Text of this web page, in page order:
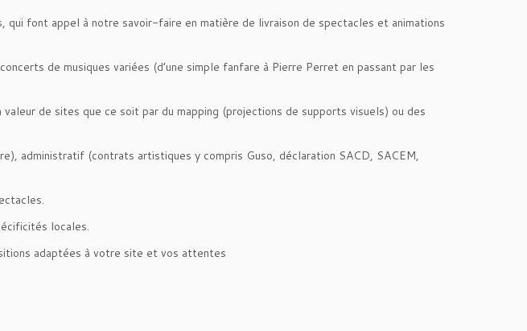
qui font appel à notre savoir-faire en matière de livraison de spectacles et animations
de musiques variées (d’une simple fanfare à Pierre Perret en passant par les
de sites que ce soit par du mapping (projections de supports visuels) ou des
administratif (contrats artistiques y compris Guso, déclaration SACD, SACEM,
locales.
adaptées à votre site et vos attentes